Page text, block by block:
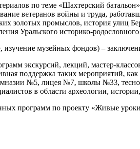
по теме «Шахтерский
ветеранов войны и труда,
золотых промыслов, история улиц
Уральского историко-
музейных фондов) –
экскурсий, лекций, мастер-
поддержка таких мероприятий,
№5, лицея №7, школы №33,
в области археологии,
программ по проекту «Живые